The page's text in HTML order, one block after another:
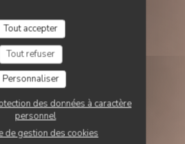
Tout accepter
Tout refuser
Personnaliser
des données à caractère
personnel
de gestion des cookies